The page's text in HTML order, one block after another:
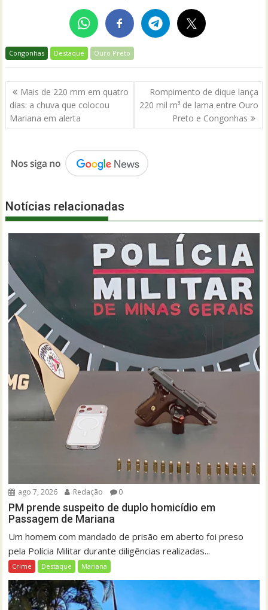
Congonhas Destaque Ouro Preto
Navegação
de
Post
Mais de 220 mm em quatro
dias: a chuva que colocou
Mariana em alerta
Rompimento de dique lança
220 mil m³ de lama entre Ouro
Preto e Congonhas
Notícias relacionadas
ago 7, 2026 Redação 0
PM prende suspeito de duplo homicídio em
Passagem de Mariana
Um homem com mandado de prisão em aberto foi preso
pela Polícia Militar durante diligências realizadas...
Crime Destaque Mariana